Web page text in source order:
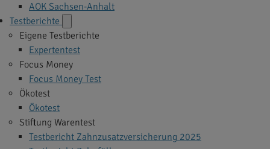
AOK Sachsen-Anhalt
Testberichte
Eigene Testberichte
Expertentest
Focus Money
Focus Money Test
Ökotest
Ökotest
Stiftung Warentest
Testbericht Zahnzusatzversicherung 2025